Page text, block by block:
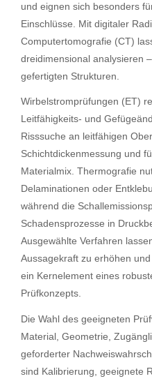
und eignen sich besonders
Einschlüsse. Mit digitaler
Computertomografie (CT)
dreidimensional analysieren
gefertigten Strukturen.
Wirbelstromprüfungen (ET)
Leitfähigkeits- und
Risssuche an leitfähigen
Schichtdickenmessung und
Materialmix. Thermografie
Delaminationen oder
während die
Schadensprozesse in
Ausgewählte Verfahren
Aussagekraft zu erhöhen
ein Kernelement eines
Prüfkonzepts.
Die Wahl des geeigneten
Material, Geometrie,
geforderter
sind Kalibrierung, geeignete